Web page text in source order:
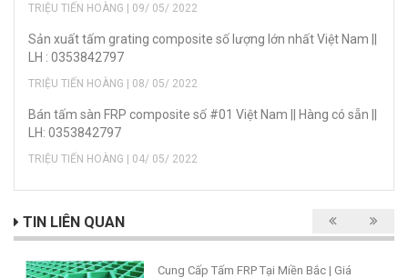
TRIỆU TIẾN HOÀNG | 09/ 05/ 2022
Sản xuất tấm grating composite số lượng lớn nhất Việt Nam ||
LH : 0353842797
TRIỆU TIẾN HOÀNG | 08/ 05/ 2022
Bán tấm sàn FRP composite số #01 Việt Nam || Hàng có sẵn ||
LH: 0353842797
TRIỆU TIẾN HOÀNG | 04/ 05/ 2022
TIN LIÊN QUAN
Cung Cấp Tấm FRP Tại Miền Bắc | Giá